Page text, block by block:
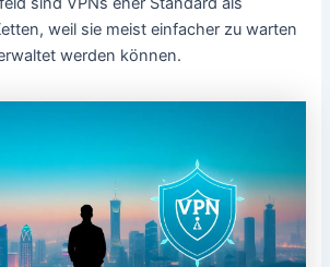
weil sie meist einfacher zu warten
werden können.